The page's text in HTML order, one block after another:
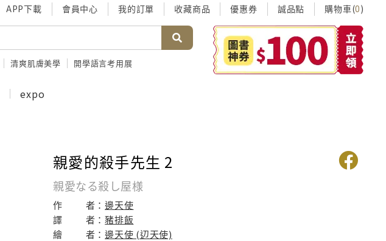
APP下載 會員中心 我的訂單 收藏商品 優惠券 誠品點 購物車(0)
清爽肌膚美學 開學語言考用展
expo
親愛的殺手先生 2
親愛なる殺し屋様
作 者：邊天使
譯
者：豬排飯
繪
者：邊天使 (辺天使)